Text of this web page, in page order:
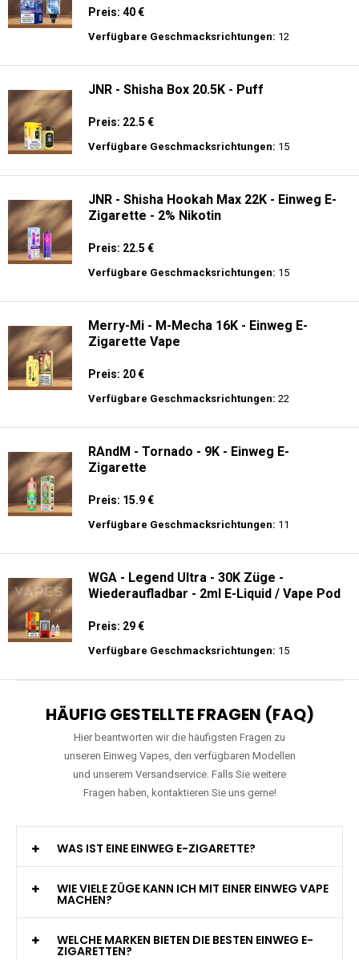
Preis: 40 €
Verfügbare Geschmacksrichtungen: 12
JNR - Shisha Box 20.5K - Puff
Preis: 22.5 €
Verfügbare Geschmacksrichtungen: 15
JNR - Shisha Hookah Max 22K - Einweg E-
Zigarette - 2% Nikotin
Preis: 22.5 €
Verfügbare Geschmacksrichtungen: 15
Merry-Mi - M-Mecha 16K - Einweg E-
Zigarette Vape
Preis: 20 €
Verfügbare Geschmacksrichtungen: 22
RAndM - Tornado - 9K - Einweg E-
Zigarette
Preis: 15.9 €
Verfügbare Geschmacksrichtungen: 11
WGA - Legend Ultra - 30K Züge -
Wiederaufladbar - 2ml E-Liquid / Vape Pod
Preis: 29 €
Verfügbare Geschmacksrichtungen: 15
HÄUFIG GESTELLTE FRAGEN (FAQ)
Hier beantworten wir die häufigsten Fragen zu
unseren Einweg Vapes, den verfügbaren Modellen
und unserem Versandservice. Falls Sie weitere
Fragen haben, kontaktieren Sie uns gerne!
WAS IST EINE EINWEG E-ZIGARETTE?
WIE VIELE ZÜGE KANN ICH MIT EINER EINWEG VAPE
MACHEN?
WELCHE MARKEN BIETEN DIE BESTEN EINWEG E-
ZIGARETTEN?